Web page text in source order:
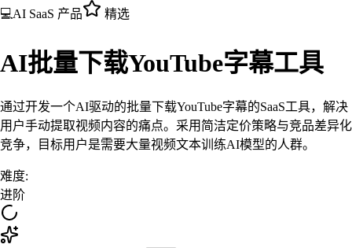
💻AI SaaS 产品 精选
AI批量下载YouTube字幕工具
通过开发一个AI驱动的批量下载YouTube字幕的SaaS工具，解决
用户手动提取视频内容的痛点。采用简洁定价策略与竞品差异化
竞争，目标用户是需要大量视频文本训练AI模型的人群。
难度:
进阶